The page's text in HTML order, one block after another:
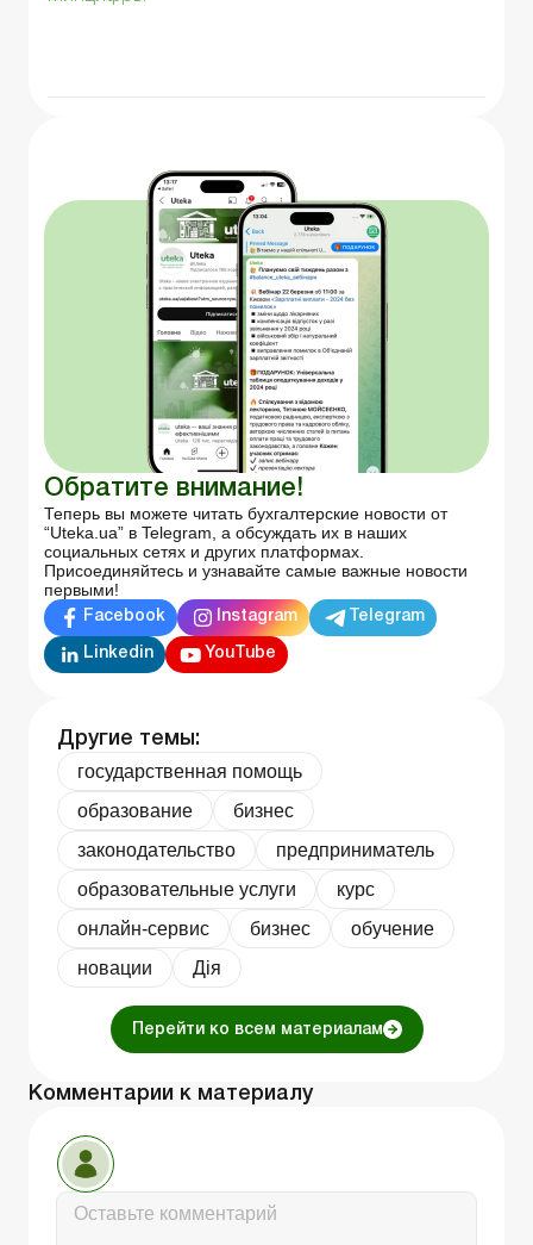
Обратите внимание!
Теперь вы можете читать бухгалтерские новости от
“Uteka.ua” в Telegram, а обсуждать их в наших
социальных сетях и других платформах.
Присоединяйтесь и узнавайте самые важные новости
первыми!
Facebook Instagram Telegram
Linkedin YouTube
Другие темы:
государственная помощь
образование
бизнес
законодательство
предприниматель
образовательные услуги
курс
онлайн-сервис
бизнес
обучение
новации
Дія
Перейти ко всем материалам
Комментарии к материалу